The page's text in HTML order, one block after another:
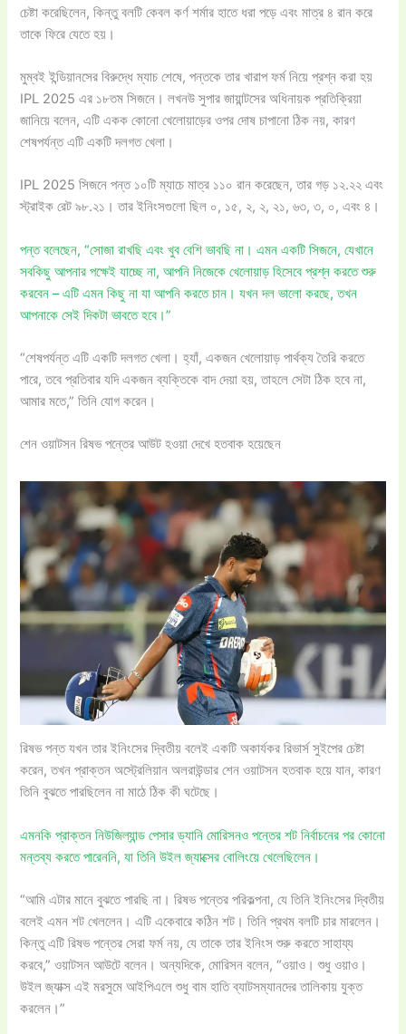
চেষ্টা করেছিলেন, কিন্তু বলটি কেবল কর্ণ শর্মার হাতে ধরা পড়ে এবং মাত্র ৪ রান করে
তাকে ফিরে যেতে হয়।
মুম্বই ইন্ডিয়ানসের বিরুদ্ধে ম্যাচ শেষে, পন্তকে তার খারাপ ফর্ম নিয়ে প্রশ্ন করা হয়
IPL 2025 এর ১৮তম সিজনে। লখনউ সুপার জায়ান্টসের অধিনায়ক প্রতিক্রিয়া
জানিয়ে বলেন, এটি একক কোনো খেলোয়াড়ের ওপর দোষ চাপানো ঠিক নয়, কারণ
শেষপর্যন্ত এটি একটি দলগত খেলা।
IPL 2025 সিজনে পন্ত ১০টি ম্যাচে মাত্র ১১০ রান করেছেন, তার গড় ১২.২২ এবং
স্ট্রাইক রেট ৯৮.২১। তার ইনিংসগুলো ছিল ০, ১৫, ২, ২, ২১, ৬৩, ৩, ০, এবং ৪।
পন্ত বলেছেন, “সোজা রাখছি এবং খুব বেশি ভাবছি না। এমন একটি সিজনে, যেখানে
সবকিছু আপনার পক্ষেই যাচ্ছে না, আপনি নিজেকে খেলোয়াড় হিসেবে প্রশ্ন করতে শুরু
করবেন – এটি এমন কিছু না যা আপনি করতে চান। যখন দল ভালো করছে, তখন
আপনাকে সেই দিকটা ভাবতে হবে।”
“শেষপর্যন্ত এটি একটি দলগত খেলা। হ্যাঁ, একজন খেলোয়াড় পার্থক্য তৈরি করতে
পারে, তবে প্রতিবার যদি একজন ব্যক্তিকে বাদ দেয়া হয়, তাহলে সেটা ঠিক হবে না,
আমার মতে,” তিনি যোগ করেন।
শেন ওয়াটসন রিষভ পন্তের আউট হওয়া দেখে হতবাক হয়েছেন
রিষভ পন্ত যখন তার ইনিংসের দ্বিতীয় বলেই একটি অকার্যকর রিভার্স সুইপের চেষ্টা
করেন, তখন প্রাক্তন অস্ট্রেলিয়ান অলরাউন্ডার শেন ওয়াটসন হতবাক হয়ে যান, কারণ
তিনি বুঝতে পারছিলেন না মাঠে ঠিক কী ঘটেছে।
এমনকি প্রাক্তন নিউজিল্যান্ড পেসার ড্যানি মোরিসনও পন্তের শট নির্বাচনের পর কোনো
মন্তব্য করতে পারেননি, যা তিনি উইল জ্যাক্সের বোলিংয়ে খেলেছিলেন।
“আমি এটার মানে বুঝতে পারছি না। রিষভ পন্তের পরিকল্পনা, যে তিনি ইনিংসের দ্বিতীয়
বলেই এমন শট খেললেন। এটি একেবারে কঠিন শট। তিনি প্রথম বলটি চার মারলেন।
কিন্তু এটি রিষভ পন্তের সেরা ফর্ম নয়, যে তাকে তার ইনিংস শুরু করতে সাহায্য
করবে,” ওয়াটসন আউটে বলেন। অন্যদিকে, মোরিসন বলেন, “ওয়াও। শুধু ওয়াও।
উইল জ্যাক্স এই মরসুমে আইপিএলে শুধু বাম হাতি ব্যাটসম্যানদের তালিকায় যুক্ত
করলেন।”